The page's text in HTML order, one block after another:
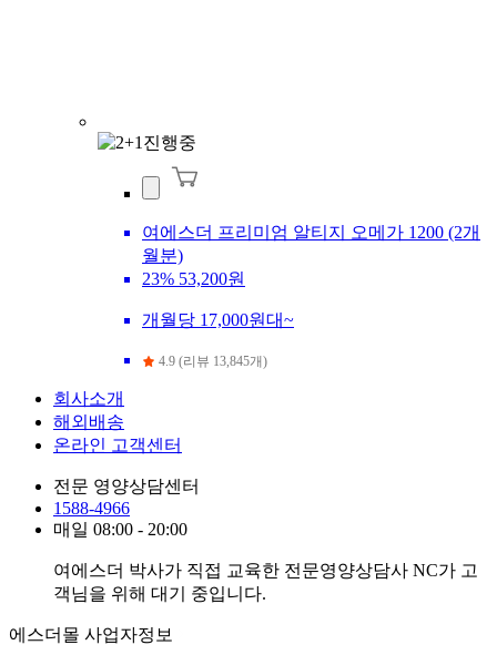
여에스더 프리미엄 알티지 오메가 1200 (2개
월분)
23% 53,200원
개월당 17,000원대~
4.9 (리뷰 13,845개)
회사소개
해외배송
온라인 고객센터
전문 영양상담센터
1588-4966
매일 08:00 - 20:00
여에스더 박사가 직접 교육한 전문영양상담사 NC가 고
객님을 위해 대기 중입니다.
에스더몰 사업자정보